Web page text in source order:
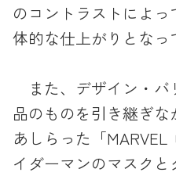
のコントラストによ
体的な仕上がりとなっ
また、デザイン・バ
品のものを引き継ぎな
あしらった「
イダーマンのマスク